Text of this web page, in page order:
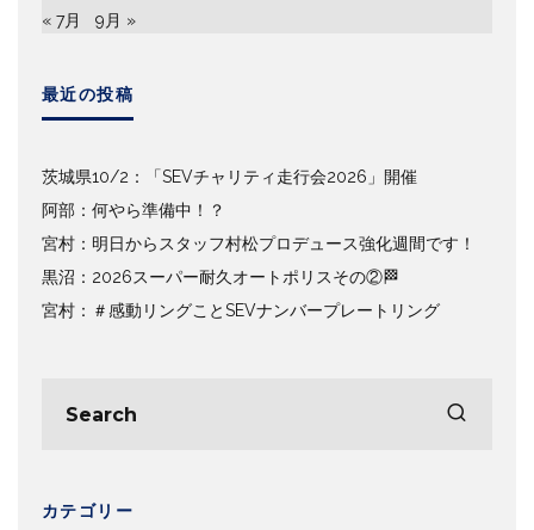
« 7月 9月 »
最近の投稿
茨城県10/2：「SEVチャリティ走行会2026」開催
阿部：何やら準備中！？
宮村：明日からスタッフ村松プロデュース強化週間です！
黒沼：2026スーパー耐久オートポリスその②🏁
宮村：＃感動リングことSEVナンバープレートリング
カテゴリー